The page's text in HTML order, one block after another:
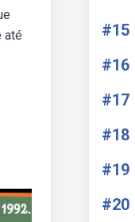
até
#15
#16
#17
#18
#19
#20